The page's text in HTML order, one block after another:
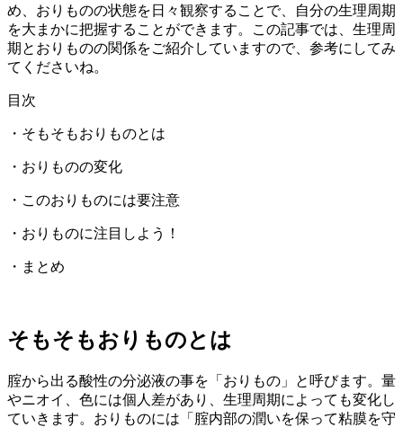
め、おりものの状態を日々観察することで、自分の生理周期
を大まかに把握することができます。この記事では、生理周
期とおりものの関係をご紹介していますので、参考にしてみ
てくださいね。
目次
・そもそもおりものとは
・おりものの変化
・このおりものには要注意
・おりものに注目しよう！
・まとめ
そもそもおりものとは
腟から出る酸性の分泌液の事を「おりもの」と呼びます。量
やニオイ、色には個人差があり、生理周期によっても変化し
ていきます。おりものには「腟内部の潤いを保って粘膜を守